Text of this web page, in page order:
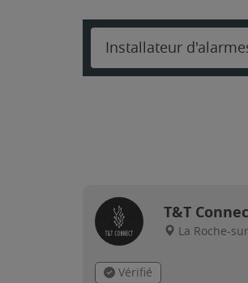
Installateur
T&T
La Roche-
Vérifié